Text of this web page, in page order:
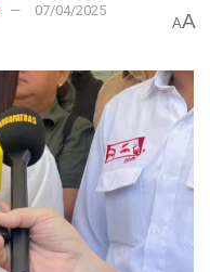
07/04/2025
AA